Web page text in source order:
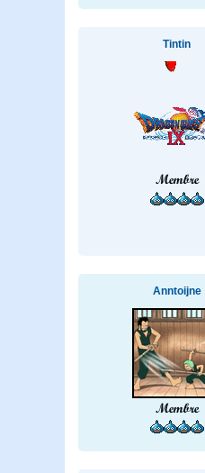
Tintin
Membre
Anntoijne
Membre